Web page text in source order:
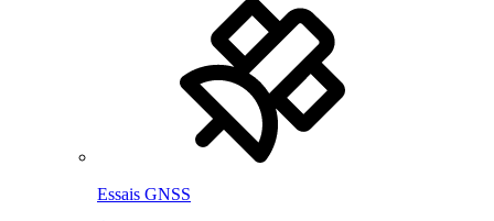
Essais GNSS